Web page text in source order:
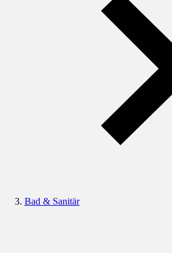
Bad & Sanitär